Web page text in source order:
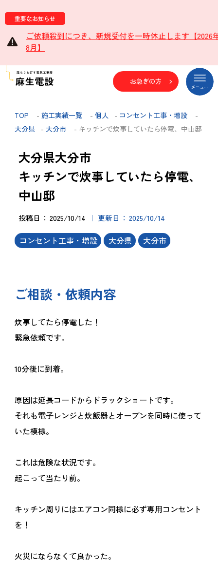
重要なお知らせ
ご依頼殺到につき、新規受付を一時休止します【2026
8月】
お急ぎの方
TOP - 施工実績一覧 - 個人 - コンセント工事・増設
-
大分県
- 大分市 - キッチンで炊事していたら停電、中山邸
大分県大分市
キッチンで炊事していたら停電、
中山邸
投稿日 2025/10/14 更新日 2025/10/14
コンセント工事・増設 大分県 大分市
ご相談・依頼内容
炊事してたら停電した！
緊急依頼です。
10分後に到着。
原因は延長コードからドラックショートです。
それも電子レンジと炊飯器とオーブンを同時に使って
いた模様。
これは危険な状況です。
起こって当たり前。
キッチン周りにはエアコン同様に必ず専用コンセント
を！
火災にならなくて良かった。